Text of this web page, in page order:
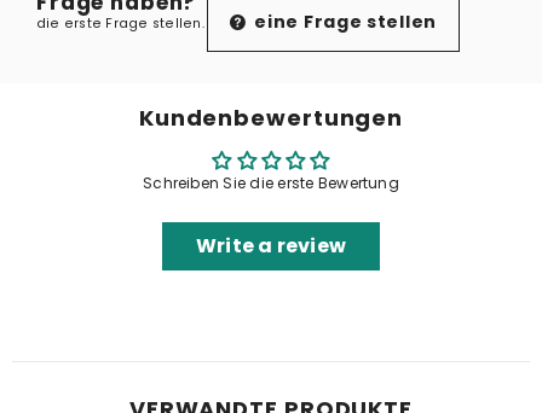
die erste Frage stellen. eine Frage stellen
Kundenbewertungen
Schreiben Sie die erste Bewertung
Write a review